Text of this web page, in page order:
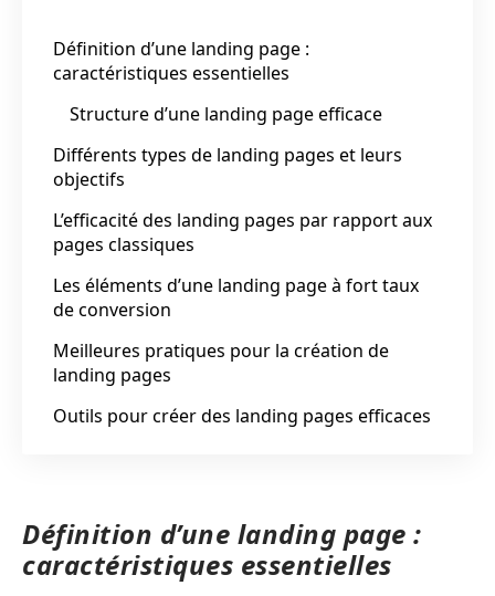
Définition d’une landing page :
caractéristiques essentielles
Structure d’une landing page efficace
Différents types de landing pages et leurs
objectifs
L’efficacité des landing pages par rapport aux
pages classiques
Les éléments d’une landing page à fort taux
de conversion
Meilleures pratiques pour la création de
landing pages
Outils pour créer des landing pages efficaces
Définition d’une landing page :
caractéristiques essentielles